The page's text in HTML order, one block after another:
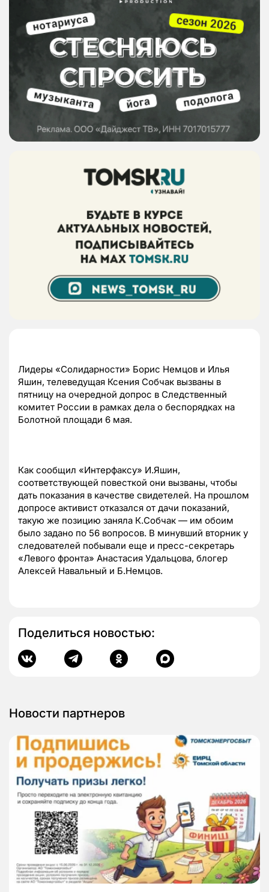
Лидеры «Солидарности» Борис Немцов и Илья
Яшин, телеведущая Ксения Собчак вызваны в
пятницу на очередной допрос в Следственный
комитет России в рамках дела о беспорядках на
Болотной площади 6 мая.
Как сообщил «Интерфаксу» И.Яшин,
соответствующей повесткой они вызваны, чтобы
дать показания в качестве свидетелей. На прошлом
допросе активист отказался от дачи показаний,
такую же позицию заняла К.Собчак — им обоим
было задано по 56 вопросов. В минувший вторник у
следователей побывали еще и пресс-секретарь
«Левого фронта» Анастасия Удальцова, блогер
Алексей Навальный и Б.Немцов.
Поделиться новостью:
Новости партнеров